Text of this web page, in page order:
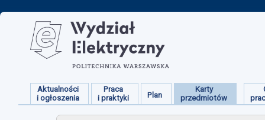
Aktualności
i ogłoszenia
Praca
i praktyki
Plan
Karty
przedmiotów